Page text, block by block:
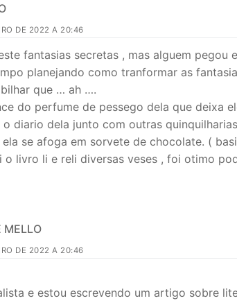
DE 2022 A 20:46
fantasias secretas , mas alguem
planejando como tranformar as
que … ah ….
do perfume de pessego dela que deixa
diario dela junto com outras
se afoga em sorvete de chocolate. (
o livro li e reli diversas veses , foi otimo
MELLO
DE 2022 A 20:46
e estou escrevendo um artigo sobre